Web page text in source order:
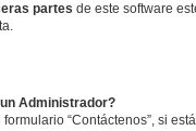
partes de este software
Administrador?
“Contáctenos”, si